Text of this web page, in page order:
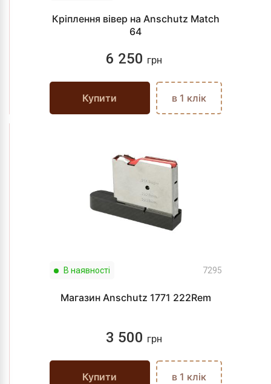
Кріплення вівер на Anschutz Match
64
6 250 грн
Купити в 1 клік
В наявності 7295
Магазин Anschutz 1771 222Rem
3 500 грн
Купити в 1 клік